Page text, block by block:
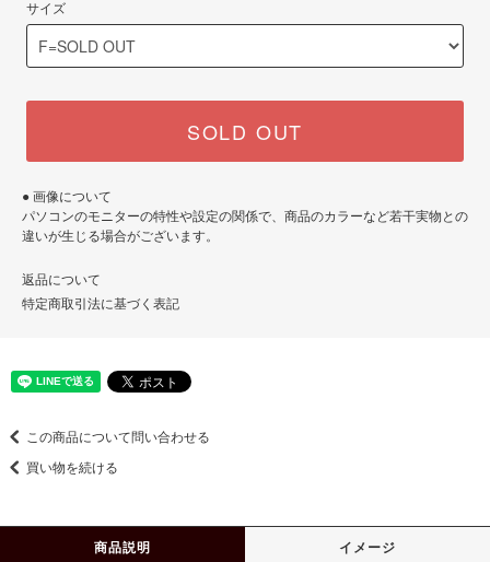
サイズ
SOLD OUT
● 画像について
パソコンのモニターの特性や設定の関係で、商品のカラーなど若干実物との
違いが生じる場合がございます。
返品について
特定商取引法に基づく表記
この商品について問い合わせる
買い物を続ける
商品説明 イメージ